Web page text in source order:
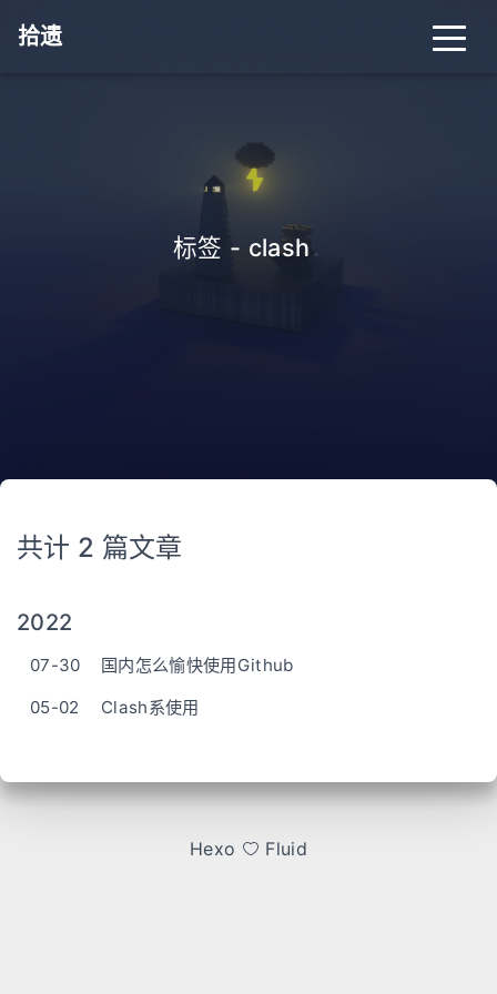
拾遗
标签 - clash
共计 2 篇文章
2022
07-30
国内怎么愉快使用Github
05-02
Clash系使用
Hexo Fluid